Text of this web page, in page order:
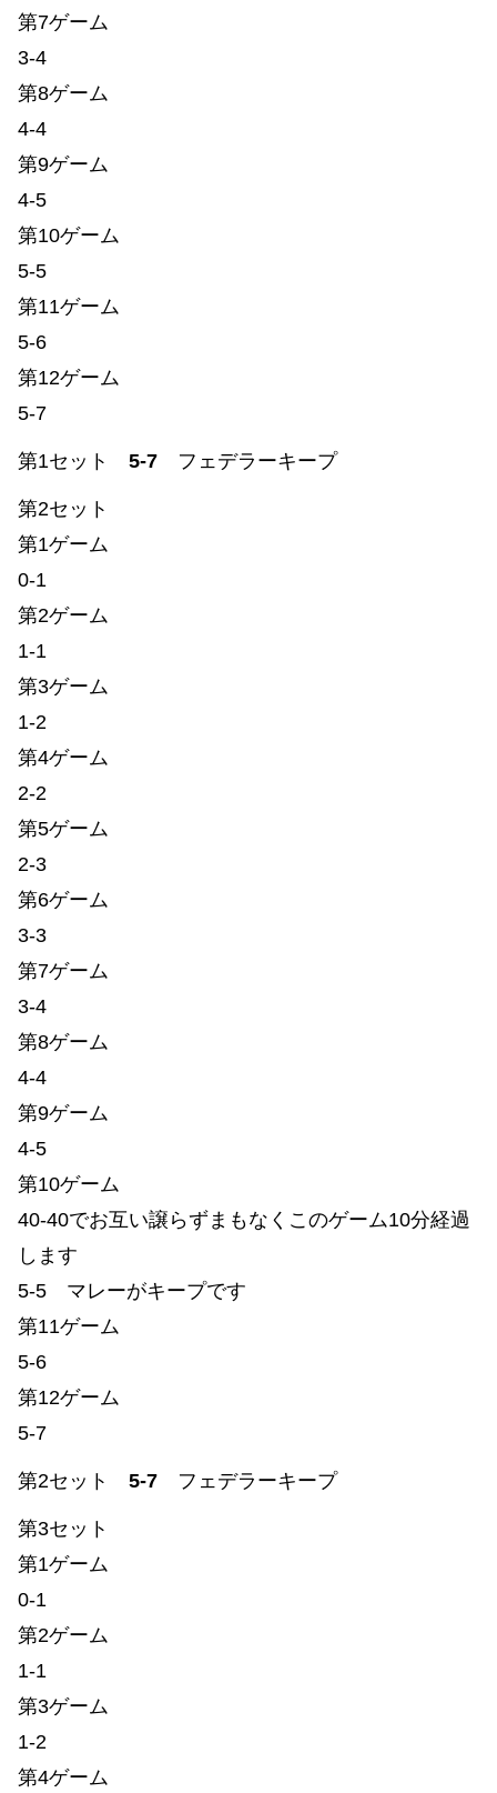
第7ゲーム
3-4
第8ゲーム
4-4
第9ゲーム
4-5
第10ゲーム
5-5
第11ゲーム
5-6
第12ゲーム
5-7
第1セット 5-7 フェデラーキープ
第2セット
第1ゲーム
0-1
第2ゲーム
1-1
第3ゲーム
1-2
第4ゲーム
2-2
第5ゲーム
2-3
第6ゲーム
3-3
第7ゲーム
3-4
第8ゲーム
4-4
第9ゲーム
4-5
第10ゲーム
40-40でお互い譲らずまもなくこのゲーム10分経過
します
5-5 マレーがキープです
第11ゲーム
5-6
第12ゲーム
5-7
第2セット 5-7 フェデラーキープ
第3セット
第1ゲーム
0-1
第2ゲーム
1-1
第3ゲーム
1-2
第4ゲーム